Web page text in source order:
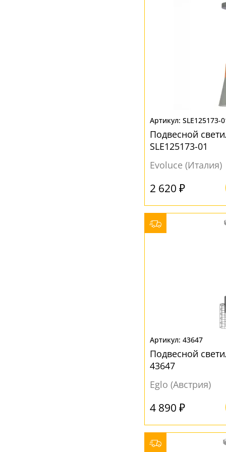
SLE125173-
Подвесной
SLE125173-01
Evoluce (Италия)
2 620 ₽
43647
Подвесной
43647
Eglo (Австрия)
4 890 ₽